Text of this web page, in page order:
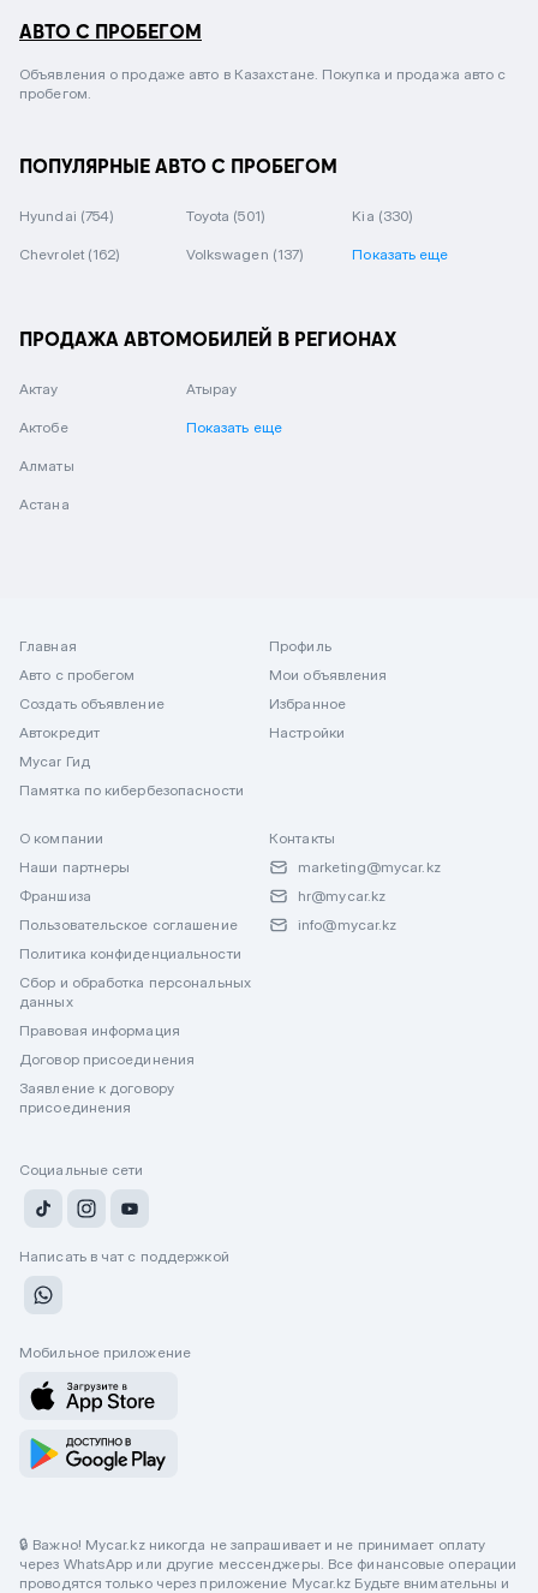
АВТО С ПРОБЕГОМ
Объявления о продаже авто в Казахстане. Покупка и продажа авто с
пробегом.
ПОПУЛЯРНЫЕ АВТО С ПРОБЕГОМ
Hyundai (754) Toyota (501) Kia (330)
Chevrolet (162) Volkswagen (137) Показать еще
ПРОДАЖА АВТОМОБИЛЕЙ В РЕГИОНАХ
Актау
Актобе
Алматы
Астана
Атырау
Показать еще
Главная
Авто с пробегом
Создать объявление
Автокредит
Mycar Гид
Памятка по кибербезопасности
Профиль
Мои объявления
Избранное
Настройки
О компании
Наши партнеры
Франшиза
Пользовательское соглашение
Политика конфиденциальности
Сбор и обработка персональных
данных
Правовая информация
Договор присоединения
Заявление к договору
присоединения
Контакты
marketing@mycar.kz
hr@mycar.kz
info@mycar.kz
Социальные сети
Написать в чат с поддержкой
Мобильное приложение
🔒 Важно! Mycar.kz никогда не запрашивает и не принимает оплату
через WhatsApp или другие мессенджеры. Все финансовые операции
проводятся только через приложение Mycar.kz Будьте внимательны и